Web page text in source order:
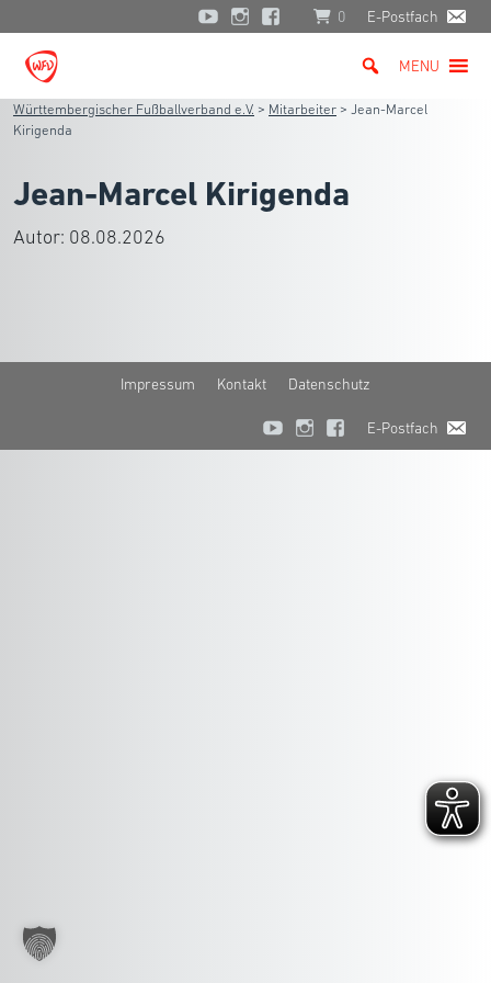
0 E-Postfach
MENU
Württembergischer Fußballverband e.V. > Mitarbeiter > Jean-Marcel
Kirigenda
Jean-Marcel Kirigenda
Autor: 08.08.2026
Impressum Kontakt Datenschutz
E-Postfach